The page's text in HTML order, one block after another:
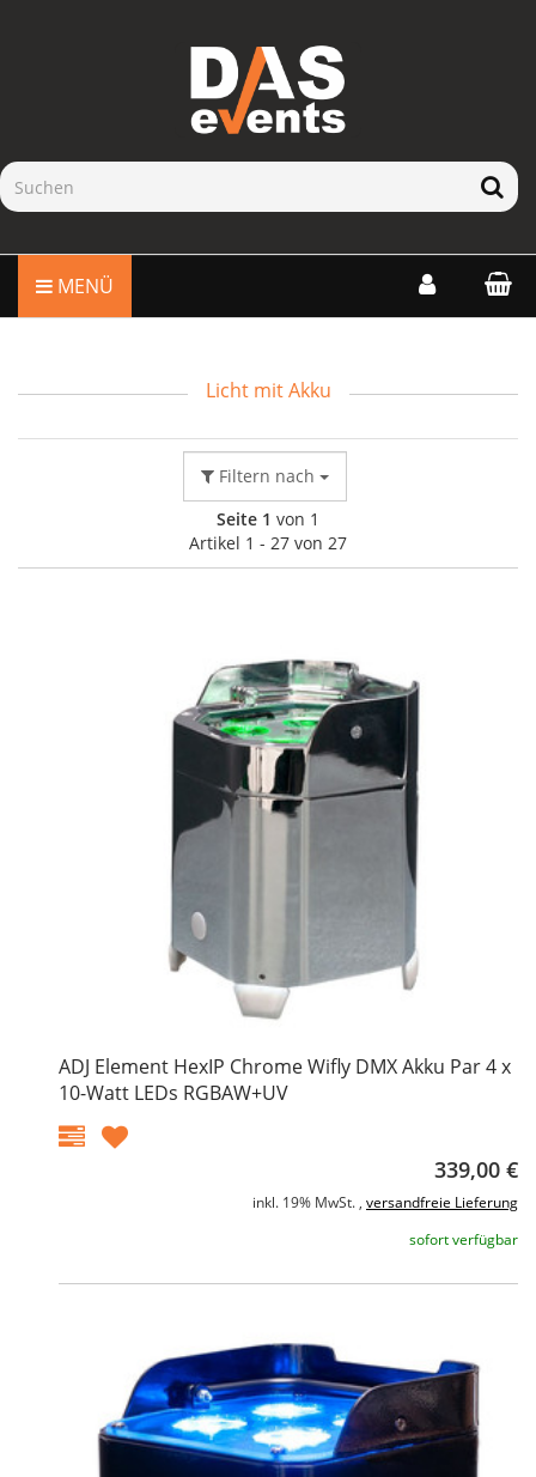
MENÜ
Licht mit Akku
Filtern nach
Seite 1 von 1
Artikel 1 - 27 von 27
ADJ Element HexIP Chrome Wifly DMX Akku Par 4 x
10-Watt LEDs RGBAW+UV
339,00 €
inkl. 19% MwSt. , versandfreie Lieferung
sofort verfügbar